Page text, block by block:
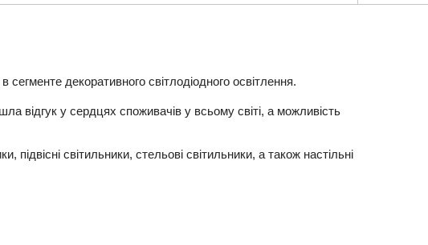
сегменте декоративного світлодіодного освітлення.
відгук у сердцях споживачів у всьому світі, а можливість
світильники, стельові світильники, а також настільні